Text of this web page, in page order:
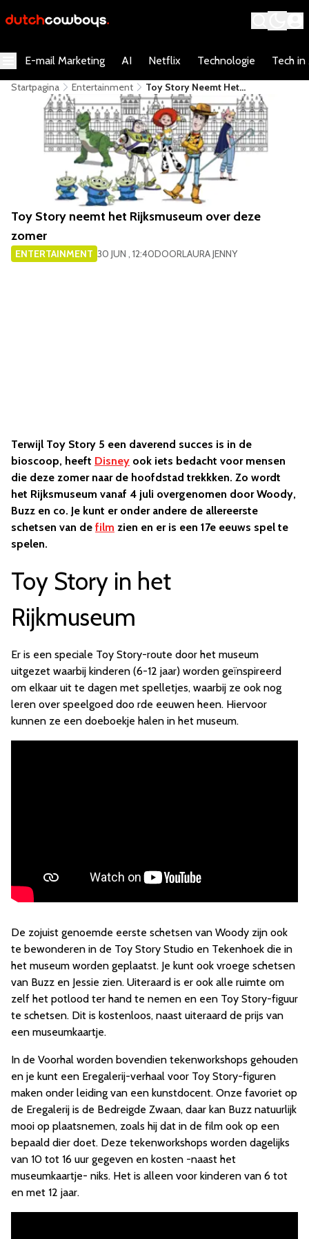
E-mail Marketing AI Netflix Technologie Tech in
Startpagina Entertainment
Toy Story Neemt Het
Rijksmuseum Over Deze Zomer
Toy Story neemt het Rijksmuseum over deze
zomer
ENTERTAINMENT 30 JUN , 12:40DOORLAURA JENNY
Terwijl Toy Story 5 een daverend succes is in de
bioscoop, heeft Disney ook iets bedacht voor mensen
die deze zomer naar de hoofdstad trekkken. Zo wordt
het Rijksmuseum vanaf 4 juli overgenomen door Woody,
Buzz en co. Je kunt er onder andere de allereerste
schetsen van de film zien en er is een 17e eeuws spel te
spelen.
Toy Story in het
Rijkmuseum
Er is een speciale Toy Story-route door het museum
uitgezet waarbij kinderen (6-12 jaar) worden geïnspireerd
om elkaar uit te dagen met spelletjes, waarbij ze ook nog
leren over speelgoed doo rde eeuwen heen. Hiervoor
kunnen ze een doeboekje halen in het museum.
De zojuist genoemde eerste schetsen van Woody zijn ook
te bewonderen in de Toy Story Studio en Tekenhoek die in
het museum worden geplaatst. Je kunt ook vroege schetsen
van Buzz en Jessie zien. Uiteraard is er ook alle ruimte om
zelf het potlood ter hand te nemen en een Toy Story-figuur
te schetsen. Dit is kostenloos, naast uiteraard de prijs van
een museumkaartje.
In de Voorhal worden bovendien tekenworkshops gehouden
en je kunt een Eregalerij-verhaal voor Toy Story-figuren
maken onder leiding van een kunstdocent. Onze favoriet op
de Eregalerij is de Bedreigde Zwaan, daar kan Buzz natuurlijk
mooi op plaatsnemen, zoals hij dat in de film ook op een
bepaald dier doet. Deze tekenworkshops worden dagelijks
van 10 tot 16 uur gegeven en kosten -naast het
museumkaartje- niks. Het is alleen voor kinderen van 6 tot
en met 12 jaar.